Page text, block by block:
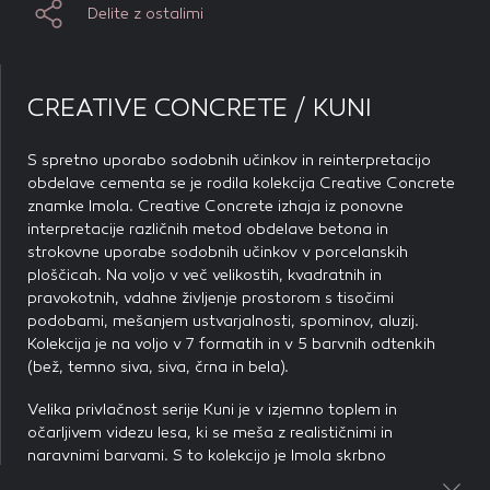
Delite z ostalimi
Mere izdelka: 20 × 120 cm
Retiﬁcirana keramika
Mat
Dodajte ambient na seznam želja
Delite z ostalimi
IMOLA
Protizdrsni razred R10
Dodajte ambient na seznam želja
Delite z ostalimi
IMOLA
Protizdrsni razred R10
Dodajte ambient na seznam želja
Delite z ostalimi
CREATIVE CONCRETE / KUNI
S spretno uporabo sodobnih učinkov in reinterpretacijo
obdelave cementa se je rodila kolekcija Creative Concrete
znamke Imola. Creative Concrete izhaja iz ponovne
interpretacije različnih metod obdelave betona in
strokovne uporabe sodobnih učinkov v porcelanskih
ploščicah. Na voljo v več velikostih, kvadratnih in
pravokotnih, vdahne življenje prostorom s tisočimi
podobami, mešanjem ustvarjalnosti, spominov, aluzij.
Kolekcija je na voljo v 7 formatih in v 5 barvnih odtenkih
(bež, temno siva, siva, črna in bela).
Velika privlačnost serije Kuni je v izjemno toplem in
očarljivem videzu lesa, ki se meša z realističnimi in
naravnimi barvami. S to kolekcijo je Imola skrbno
piškotkov zavrnete, ne bomo vedeli, kdaj ste obiskali naše
Te piškotke nastavijo naši oglaševalski partnerji.
izdelavo profila vaših interesov, ki ga nato uporabijo za
prikazovanje ustreznih oglasov na drugih spletnih mestih.
Pri delu uporabljajo edinstveno prepoznavanje vašega
brskalnika in naprave. Če zavrnete uporabo teh piškotkov,
ne boste deležni našega ciljnega spletnega oglaševanja.
POTRDI MOJE IZBIRE
DOVOLI VSE